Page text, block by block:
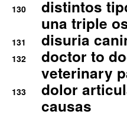
130
distintos
una triple
131 disuria
132
doctor to
veterinary
133
dolor
causas